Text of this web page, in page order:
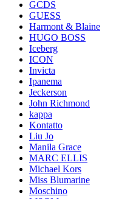
GCDS
GUESS
Harmont & Blaine
HUGO BOSS
Iceberg
ICON
Invicta
Ipanema
Jeckerson
John Richmond
kappa
Kontatto
Liu Jo
Manila Grace
MARC ELLIS
Michael Kors
Miss Blumarine
Moschino